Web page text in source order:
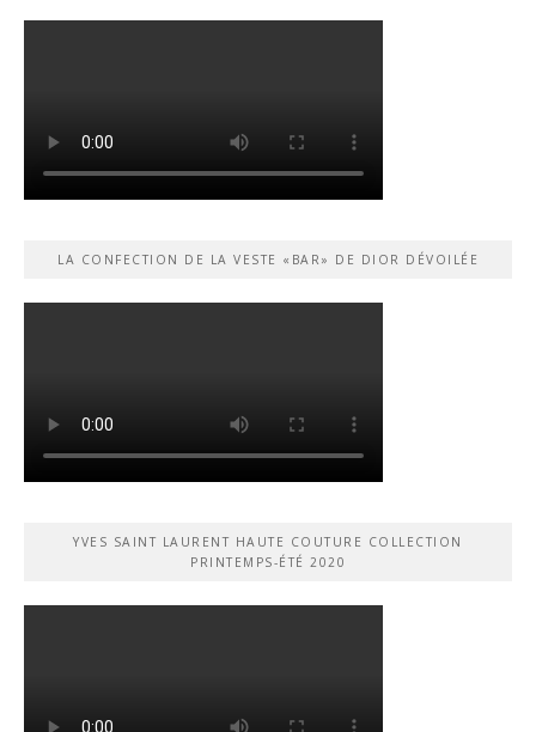
LA CONFECTION DE LA VESTE «BAR» DE DIOR DÉVOILÉE
YVES SAINT LAURENT HAUTE COUTURE COLLECTION
PRINTEMPS-ÉTÉ 2020